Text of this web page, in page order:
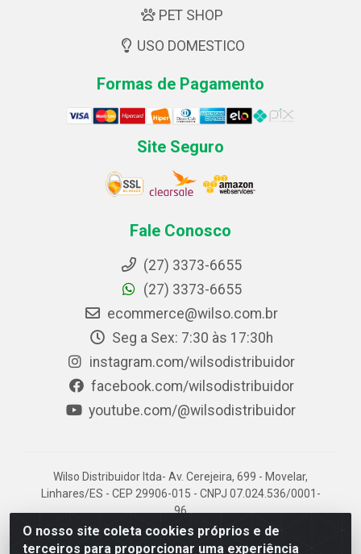
O nosso site coleta cookies próprios e de
terceiros para proporcionar uma experiência
PET SHOP
USO DOMESTICO
Formas de Pagamento
Site Seguro
Fale Conosco
(27) 3373-6655
(27) 3373-6655
ecommerce@wilso.com.br
Seg a Sex: 7:30 às 17:30h
instagram.com/wilsodistribuidor
facebook.com/wilsodistribuidor
youtube.com/@wilsodistribuidor
Wilso Distribuidor ltda- Av. Cerejeira, 699 - Movelar,
Linhares/ES - CEP 29906-015 - CNPJ 07.024.536/0001-
96